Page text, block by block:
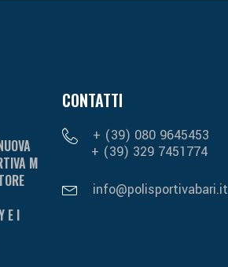
M
E I
CONTATTI
+ (39) 080 9645453
+ (39) 329 7451774
info@polisportivabari.it